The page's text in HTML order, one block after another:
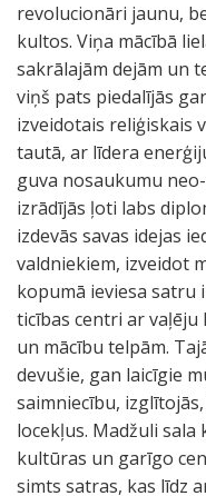
revolucionāri jaunu,
kultos. Viņa mācībā
sakrālajām dejām un
viņš pats piedalījās
izveidotais reliģiskais
tautā, ar līdera
guva nosaukumu
izrādījās ļoti labs
izdevās savas idejas
valdniekiem, izveidot
kopumā ieviesa satru
ticības centri ar vaļēju
un mācību telpām.
devušie, gan laicīgie
saimniecību,
locekļus. Madžuli sala
kultūras un garīgo
simts satras, kas līdz